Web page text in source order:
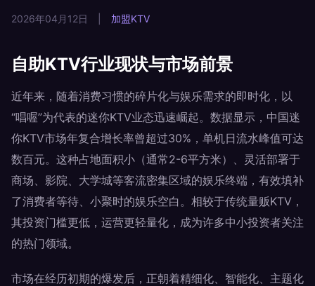
2026年04月12日 加盟KTV
自助KTV行业现状与市场前景
近年来，随着消费习惯的碎片化与娱乐需求的即时化，以
“唱喔”为代表的迷你KTV业态迅速崛起。数据显示，中国迷
你KTV市场年复合增长率曾超过30%，单机日流水峰值可达
数百元。这种占地面积小（通常2-6平方米）、灵活部署于
商场、影院、大学城等客流密集区域的娱乐终端，有效填补
了消费者等待、小聚时的娱乐空白。相较于传统量贩KTV，
其投资门槛更低，运营更轻量化，成为许多中小投资者关注
的热门领域。
市场在经历初期的爆发后，正朝着精细化、智能化、主题化